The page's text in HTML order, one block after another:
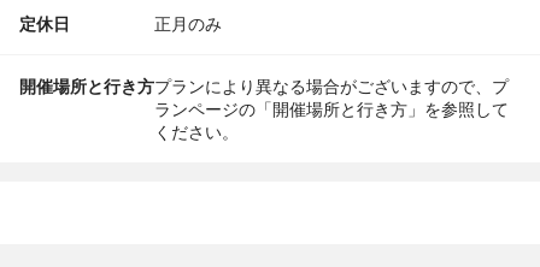
定休日 正月のみ
開催場所と行き方プランにより異なる場合がございますので、プ
ランページの「開催場所と行き方」を参照して
ください。